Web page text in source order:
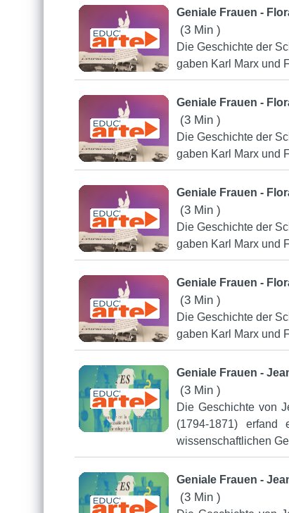
Geniale Frauen -
(3 Min )
Die Geschichte der
gaben Karl Marx und
Geniale Frauen -
(3 Min )
Die Geschichte der
gaben Karl Marx und
Geniale Frauen -
(3 Min )
Die Geschichte der
gaben Karl Marx und
Geniale Frauen -
(3 Min )
Die Geschichte der
gaben Karl Marx und
Geniale Frauen -
(3 Min )
Die Geschichte von
(1794-1871)
wissenschaftlichen
Geniale Frauen -
(3 Min )